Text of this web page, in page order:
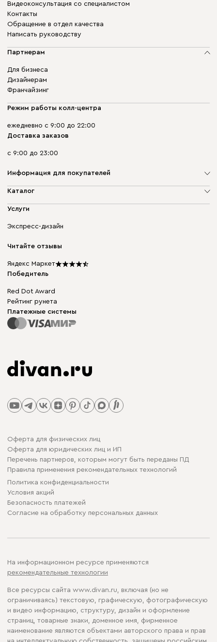
Видеоконсультация со специалистом
Контакты
Обращение в отдел качества
Написать руководству
Партнерам
Для бизнеса
Дизайнерам
Франчайзинг
Режим работы колл-центра
ежедневно с 9:00 до 22:00
Доставка заказов
с 9:00 до 23:00
Информация для покупателей
О компании
Доставка и оплата
диван.клуб
Карьера
Подарочные сертификаты
Мы в прессе
Каталог
Мягкая мебель
Бескаркасная мебель
Столы и стулья
Услуги
Экспресс-дизайн
Читайте отзывы
Яндекс Маркет
Победитель
Red Dot Award
Рейтинг рунета
Платежные системы
Оферта для физических лиц
Оферта для юридических лиц и ИП
Перечень партнеров, которым могут быть переданы ПД
Правила применения рекомендательных технологий
Политика конфиденциальности
Условия акций
Безопасность платежей
Cогласие на обработку персональных данных
На информационном ресурсе применяются
рекомендательные технологии
Все ресурсы сайта www.divan.ru, включая (но не
ограничиваясь) текстовую, графическую, фотографическую
и видео информацию, структуру, дизайн и оформление
страниц, товарные знаки, доменное имя, фирменное
наименование являются объектами авторского права и прав